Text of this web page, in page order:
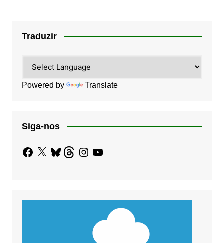
Traduzir
Powered by Translate
Siga-nos
Facebook
X BlueskyThreadsInstagram
YouTube